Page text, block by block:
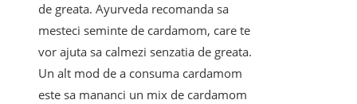
de greata. Ayurveda recomanda sa
mesteci seminte de cardamom, care te
vor ajuta sa calmezi senzatia de greata.
Un alt mod de a consuma cardamom
este sa mananci un mix de cardamom